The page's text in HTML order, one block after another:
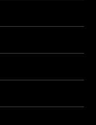
目にも工夫を
で苦労したの
ょ。その文豪
る〈つかみ〉の
く使っちゃお
ながら考えま